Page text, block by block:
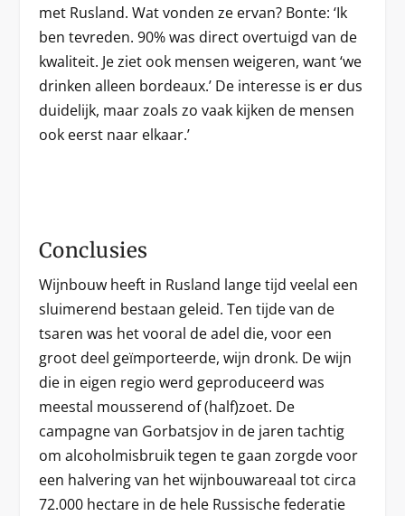
met Rusland. Wat vonden ze ervan? Bonte: ‘Ik
ben tevreden. 90% was direct overtuigd van de
kwaliteit. Je ziet ook mensen weigeren, want ‘we
drinken alleen bordeaux.’ De interesse is er dus
duidelijk, maar zoals zo vaak kijken de mensen
ook eerst naar elkaar.’
Conclusies
Wijnbouw heeft in Rusland lange tijd veelal een
sluimerend bestaan geleid. Ten tijde van de
tsaren was het vooral de adel die, voor een
groot deel geïmporteerde, wijn dronk. De wijn
die in eigen regio werd geproduceerd was
meestal mousserend of (half)zoet. De
campagne van Gorbatsjov in de jaren tachtig
om alcoholmisbruik tegen te gaan zorgde voor
een halvering van het wijnbouwareaal tot circa
72.000 hectare in de hele Russische federatie